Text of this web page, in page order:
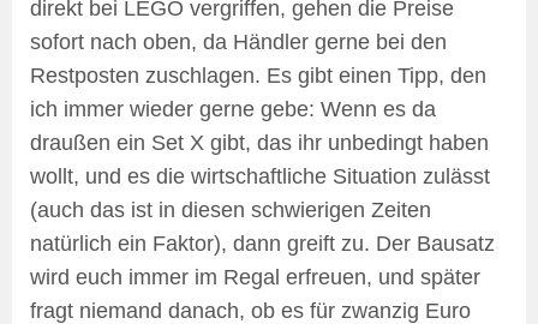
direkt bei LEGO vergriffen, gehen die Preise
sofort nach oben, da Händler gerne bei den
Restposten zuschlagen. Es gibt einen Tipp, den
ich immer wieder gerne gebe: Wenn es da
draußen ein Set X gibt, das ihr unbedingt haben
wollt, und es die wirtschaftliche Situation zulässt
(auch das ist in diesen schwierigen Zeiten
natürlich ein Faktor), dann greift zu. Der Bausatz
wird euch immer im Regal erfreuen, und später
fragt niemand danach, ob es für zwanzig Euro